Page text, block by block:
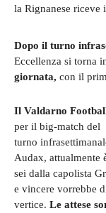
la Rignanese riceve
Dopo il turno
Eccellenza si torna
giornata, con il
Il Valdarno
per il big-match del
turno
Audax, attualmente
sei dalla capolista
e vincere vorrebbe
vertice. Le attese